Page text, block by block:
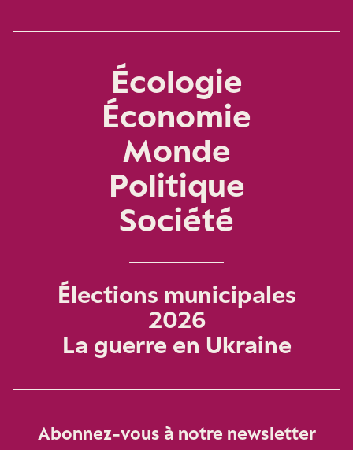
Écologie
Économie
Monde
Politique
Société
Élections municipales
2026
La guerre en Ukraine
Abonnez-vous à notre newsletter